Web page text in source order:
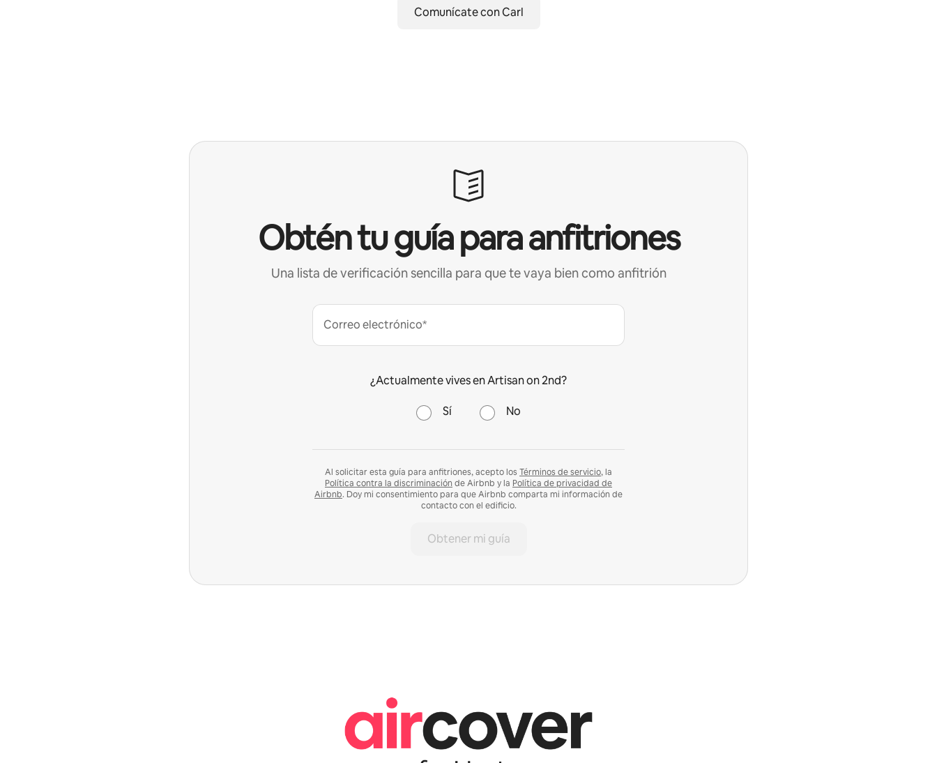
Comunícate con Carl
Obtén tu guía para anfitriones
Una lista de verificación sencilla para que te vaya bien como anfitrión
Correo electrónico*
¿Actualmente vives en Artisan on 2nd?
Sí No
Al solicitar esta guía para anfitriones, acepto los Términos de servicio, la
Política contra la discriminación de Airbnb y la Política de privacidad de
Airbnb. Doy mi consentimiento para que Airbnb comparta mi información de
contacto con el edificio.
Obtener mi guía